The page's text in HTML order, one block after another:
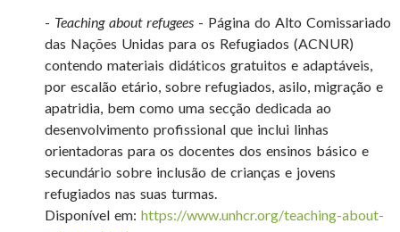
- Teaching about refugees - Página do Alto Comissariado
das Nações Unidas para os Refugiados (ACNUR)
contendo materiais didáticos gratuitos e adaptáveis,
por escalão etário, sobre refugiados, asilo, migração e
apatridia, bem como uma secção dedicada ao
desenvolvimento profissional que inclui linhas
orientadoras para os docentes dos ensinos básico e
secundário sobre inclusão de crianças e jovens
refugiados nas suas turmas.
Disponível em: https://www.unhcr.org/teaching-about-